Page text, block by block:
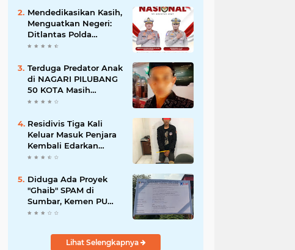
Transparansi Pemkot
Padang
Mendedikasikan Kasih,
Menguatkan Negeri:
Ditlantas Polda
Sumbar Apresiasi
sebagai Pilar
Pengabdian
Terduga Predator Anak
di NAGARI PILUBANG
50 KOTA Masih
Berkeliaran
Residivis Tiga Kali
Keluar Masuk Penjara
Kembali Edarkan
Sabu, Polresta
Paket Siap Edar
Diduga Ada Proyek
"Ghaib" SPAM di
Sumbar, Kemen PU
dan Hutama Karya
Lihat Selengkapnya